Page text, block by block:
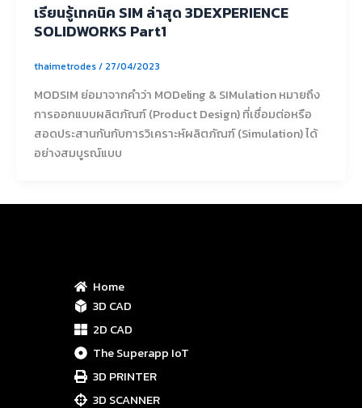
เรียนรู้เทคนิค SIM ล่าสุด 3DEXPERIENCE
SOLIDWORKS Part1
thaimetrodes/ 27/04/2023
MODSIM ย่อมาจากคำว่า MODeling & SIMulation หมายถึง
การออกแบบผลิตภัณฑ์ (Product Design) ที่เชื่อมต่อหรือ
สอดประสานกันกับการวิเคราะห์ผลิตภัณฑ์ (Simulation) ได้
อย่างสมบูรณ์แบบ
Home
3D CAD
2D CAD
The Superapp IoT
3D PRINTER
3D SCANNER